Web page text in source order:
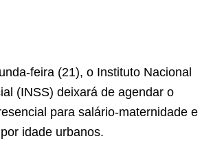
feira (21), o Instituto Nacional
(INSS) deixará de agendar o
para salário-maternidade e
idade urbanos.